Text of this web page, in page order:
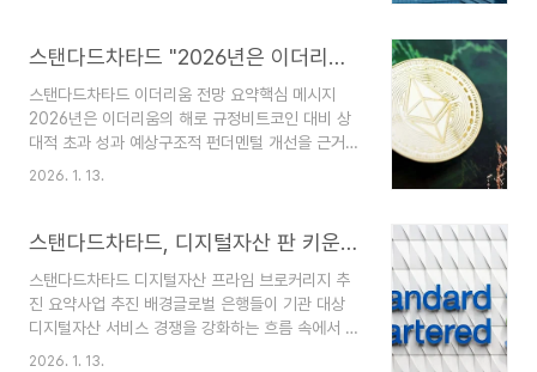
성.거시경제 환경 악화.연준(Fed) 금리 인하 지연.
4,000달러로 대폭 하향.단기적으로 1,400달러까
지 추가 하락 가능성 언급.핵심 메시지스탠다드차타
드는 비트코인과 이더리움 모두에 대해 보수적 전망
을 강화했습니다. ETF 자금 흐름과 거시경제 변수,
스탠다드차타드 "2026년은 이더리움의 해…상대적 강세 전망"
스탠다드차타드 이더리움 전망 요약핵심 메시지
2026년은 이더리움의 해로 규정비트코인 대비 상
대적 초과 성과 예상구조적 펀더멘털 개선을 근거로
중장기 상승 여력 강조가격 전망단기 목표 하향
2029년 말: 30,000달러2030년 말: 40,000달
시장 수익률 제한그러나 이더리움은 스테이블코인,
RWA(실물자산 토큰화), DeFi 영역에서 확고한 지
위 유지ETH/BTC 비율: 2021년 고점(0.08) 수준
으로 회귀 가능성 전망네트워크 확장성과 온체인 활
2026. 1. 13.
스탠다드차타드, 디지털자산 판 키운다…기관 투자자 정조준
스탠다드차타드 디지털자산 프라임 브로커리지 추
진 요약사업 추진 배경글로벌 은행들이 기관 대상
디지털자산 서비스 경쟁을 강화하는 흐름 속에서 스
탠다드차타드(SC)도 관련 사업 확장에 나섬디지털
2026. 1. 13.